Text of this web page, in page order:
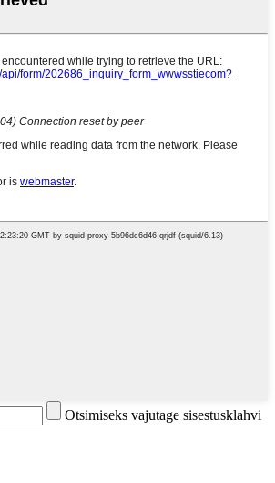
Otsimiseks vajutage sisestusklahvi